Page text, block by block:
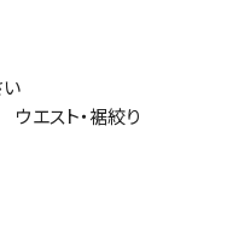
エスト・裾絞り